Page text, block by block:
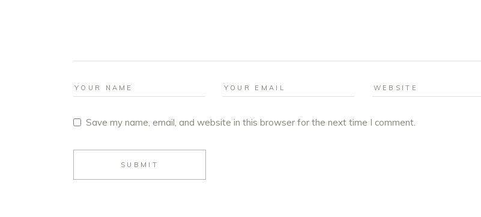
Save my name, email, and website in this browser for the next time I comment.
SUBMIT